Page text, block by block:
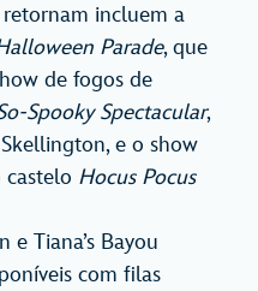
incluem a
Parade, que
de fogos de
Spooky Spectacular,
e o show
Hocus Pocus
Tiana’s Bayou
com filas